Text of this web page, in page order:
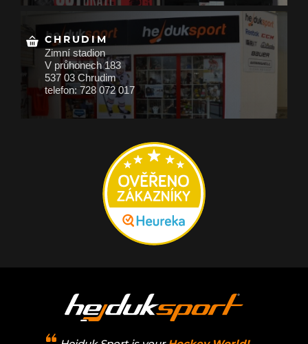
CHRUDIM
Zimní stadion
V průhonech 183
537 03 Chrudim
telefon: 728 072 017